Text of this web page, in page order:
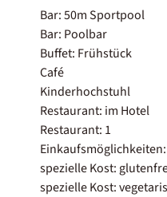
Bar: 50m Sportpool
Bar: Poolbar
Buffet: Frühstück
Café
Kinderhochstuhl
Restaurant: im Hotel
Restaurant: 1
spezielle Kost:
spezielle Kost: